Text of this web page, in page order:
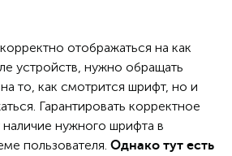
отображаться на как
устройств, нужно обращать
то, как смотрится шрифт, но и
Гарантировать корректное
нужного шрифта в
пользователя. Однако тут есть